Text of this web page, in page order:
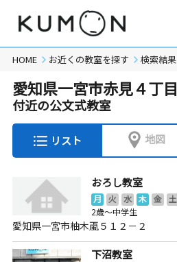
HOME お近くの教室を探す 検索結果
愛知県一宮市赤見４丁目
付近の公文式教室
リスト 地図
おろし教室
月 火 水 木 金 土
2歳～中学生
愛知県一宮市柚木颪５１２－２
下沼教室